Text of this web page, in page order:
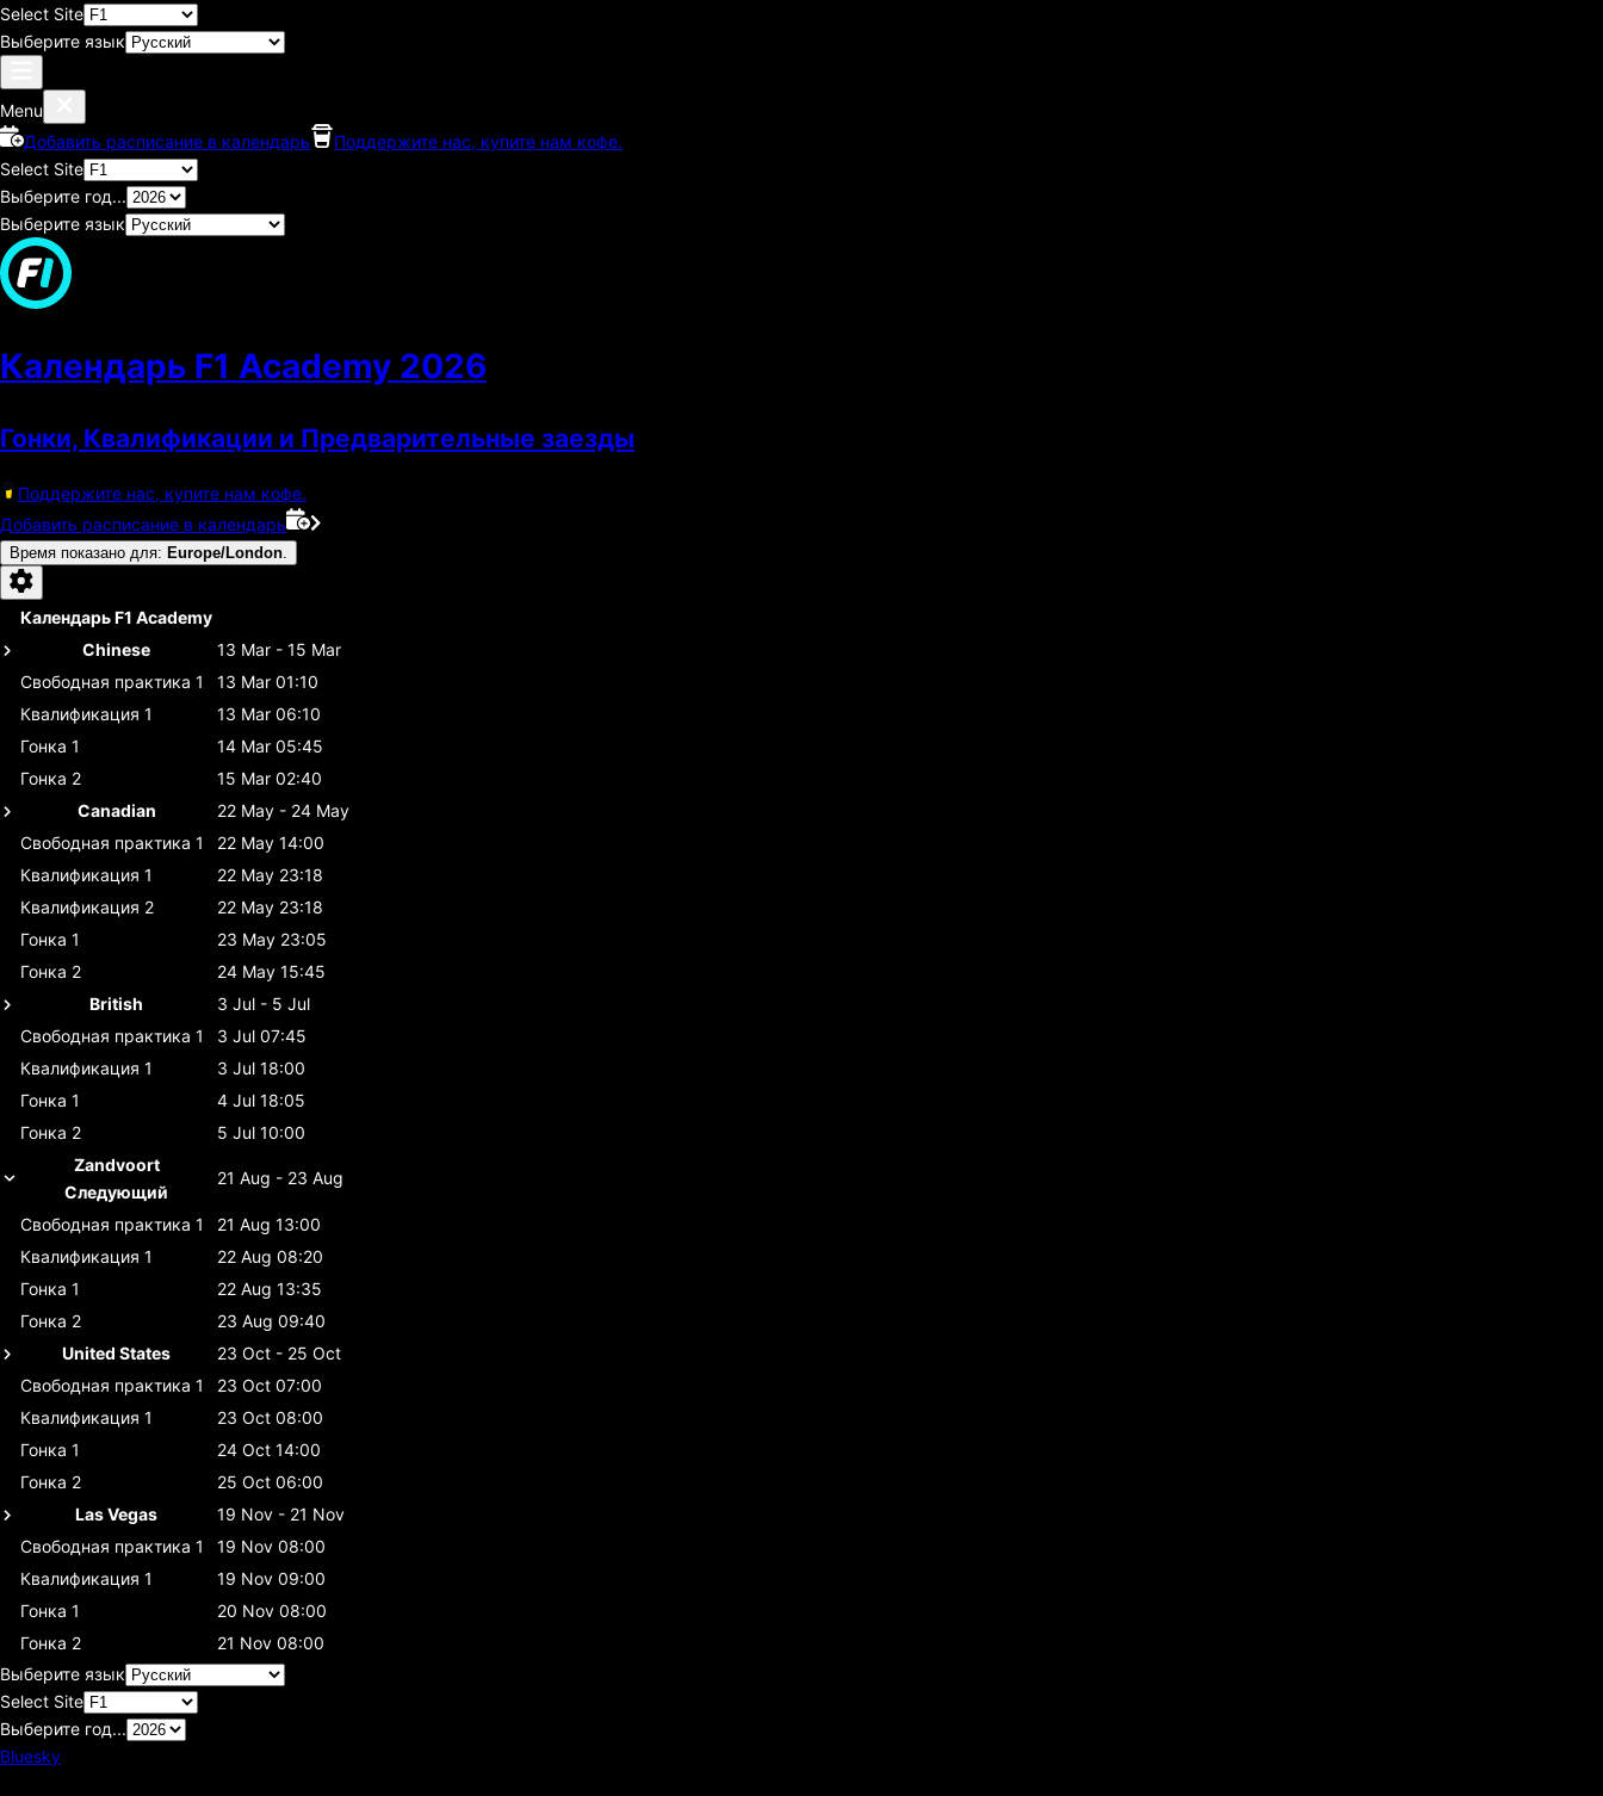
Select Site
Выберите язык
Menu
Добавить расписание в календарь
Поддержите нас, купите нам кофе.
Select Site
Выберите год...
Выберите язык
Календарь F1 Academy 2026
Гонки, Квалификации и Предварительные заезды
Поддержите нас, купите нам кофе.
Добавить расписание в календарь
Время показано для: Europe/London
Календарь F1 Academy
Chinese
13 Mar - 15 Mar
Свободная практика 1
13 Mar 01:10
Квалификация 1
13 Mar 06:10
Гонка 1
14 Mar 05:45
Гонка 2
15 Mar 02:40
Canadian
22 May - 24 May
Свободная практика 1
22 May 14:00
Квалификация 1
22 May 23:18
Квалификация 2
22 May 23:18
Гонка 1
23 May 23:05
Гонка 2
24 May 15:45
British
3 Jul - 5 Jul
Свободная практика 1
3 Jul 07:45
Квалификация 1
3 Jul 18:00
Гонка 1
4 Jul 18:05
Гонка 2
5 Jul 10:00
Zandvoort
Следующий
21 Aug - 23 Aug
Свободная практика 1
21 Aug 13:00
Квалификация 1
22 Aug 08:20
Гонка 1
22 Aug 13:35
Гонка 2
23 Aug 09:40
United States
23 Oct - 25 Oct
Свободная практика 1
23 Oct 07:00
Квалификация 1
23 Oct 08:00
Гонка 1
24 Oct 14:00
Гонка 2
25 Oct 06:00
Las Vegas
19 Nov - 21 Nov
Свободная практика 1
19 Nov 08:00
Квалификация 1
19 Nov 09:00
Гонка 1
20 Nov 08:00
Гонка 2
21 Nov 08:00
Выберите язык
Select Site
Выберите год...
Bluesky